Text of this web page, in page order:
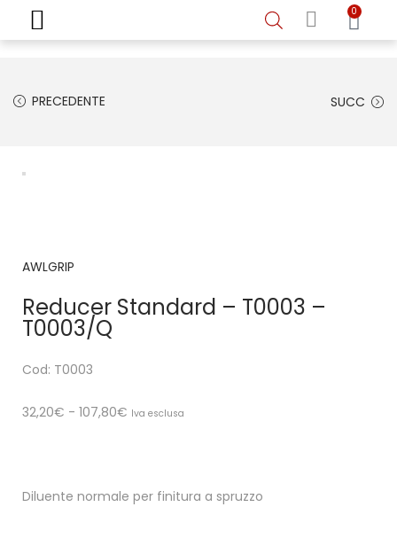
0
PRECEDENTE SUCC
AWLGRIP
Reducer Standard – T0003 –
T0003/Q
Cod: T0003
32,20€ - 107,80€ Iva esclusa
Diluente normale per finitura a spruzzo